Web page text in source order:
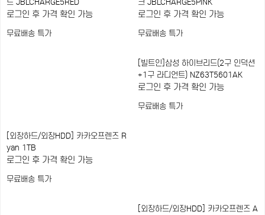
크 JBLCHARGE5PINK
로그인 후 가격 확인 가능
무료배송 특가
드 JBLCHARGE5RED
로그인 후 가격 확인 가능
무료배송 특가
[빌트인]삼성 하이브리드(2구 인덕션
+1구 라디언트) NZ63T5601AK
로그인 후 가격 확인 가능
무료배송 특가
[외장하드/외장HDD] 카카오프렌즈 R
yan 1TB
로그인 후 가격 확인 가능
무료배송 특가
[외장하드/외장HDD] 카카오프렌즈 A